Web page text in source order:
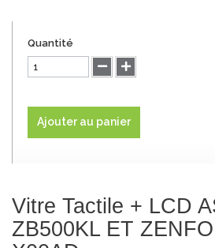
Quantité
Ajouter au panier
Vitre Tactile + LCD
ZB500KL ET